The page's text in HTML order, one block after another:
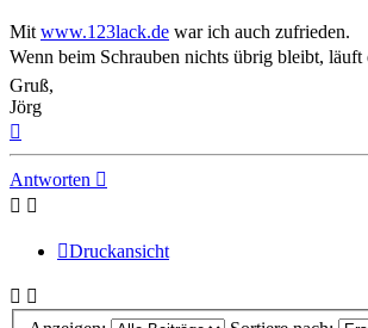
Mit www.123lack.de war ich auch zufrieden.
Wenn beim Schrauben nichts übrig bleibt,
Gruß,
Jörg
Antworten
Druckansicht